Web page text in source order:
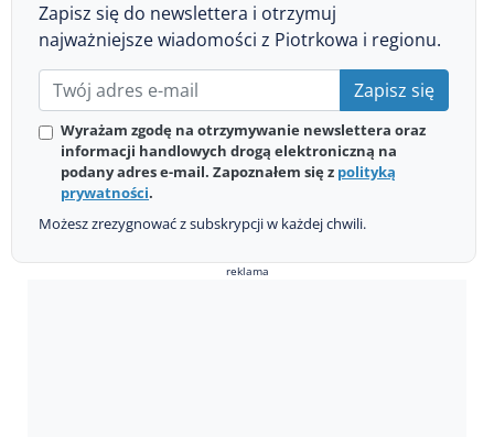
Zapisz się do newslettera i otrzymuj
najważniejsze wiadomości z Piotrkowa i regionu.
Zapisz się
Wyrażam zgodę na otrzymywanie newslettera oraz
informacji handlowych drogą elektroniczną na
podany adres e-mail. Zapoznałem się z polityką
prywatności.
Możesz zrezygnować z subskrypcji w każdej chwili.
reklama